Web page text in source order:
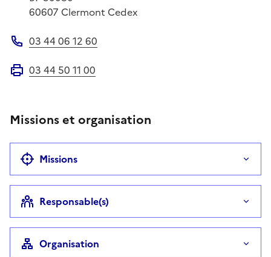
60607 Clermont Cedex
03 44 06 12 60
03 44 50 11 00
Missions et organisation
Missions
Responsable(s)
Organisation